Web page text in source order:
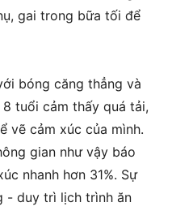
gai trong bữa tối để
bóng căng thẳng và
8 tuổi cảm thấy quá tải,
vẽ cảm xúc của mình.
gian như vậy báo
nhanh hơn 31%. Sự
- duy trì lịch trình ăn